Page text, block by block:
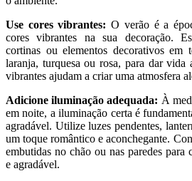
Use cores vibrantes: O verão é a
cores vibrantes na sua decoração.
cortinas ou elementos decorativos em
laranja, turquesa ou rosa, para dar vida
vibrantes ajudam a criar uma atmosfera
Adicione iluminação adequada: À
em noite, a iluminação certa é
agradável. Utilize luzes pendentes,
um toque romântico e aconchegante.
embutidas no chão ou nas paredes para
e agradável.